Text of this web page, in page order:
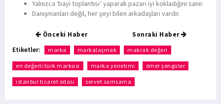
Yalnızca ‘bayi toplantısı’ yaparak pazarı iyi kokladığını sanır.
Danışmanları değil, her şeyi bilen arkadaşları vardır.
Önceki Haber Sonraki Haber
Etiketler: marka markalaşmak makrak değeri
en değerli türk markası marka yönetimi ömer şengüler
istanbul ticaret odası servet samsama